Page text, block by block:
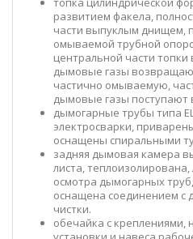
развитием факела,
части выпуклым днищем,
омываемой трубной
центральной части топки
дымовые газы
частично омываемую,
дымовые газы поступают
дымогарные трубы типа
электросварки,
оснащены спиральными
задняя дымовая камера
листа, теплоизолирована,
осмотра дымогарных
оснащена соединением с
чистки.
обечайка с креплениями,